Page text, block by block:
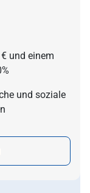
und einem
und soziale